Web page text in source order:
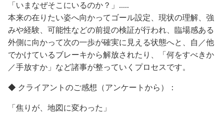
「いまなぜそこにいるのか？」.....
本来の在りたい姿へ向かってゴール設定、現状の理解、強
みや経験、可能性などの前提の検証が行われ、臨場感ある
外側に向かって次の一歩が確実に見える状態へと、自／他
でかけているブレーキから解放されたり、「何をすべきか
／手放すか」など諸事が整っていくプロセスです。
◆ クライアントのご感想（アンケートから）：
「焦りが、地図に変わった」